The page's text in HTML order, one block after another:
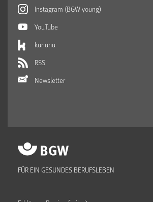
Instagram (BGW young)
YouTube
kununu
RSS
Newsletter
FÜR EIN GESUNDES BERUFSLEBEN